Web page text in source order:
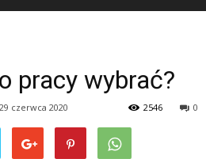
pracy wybrać?
29 czerwca 2020 0
2546